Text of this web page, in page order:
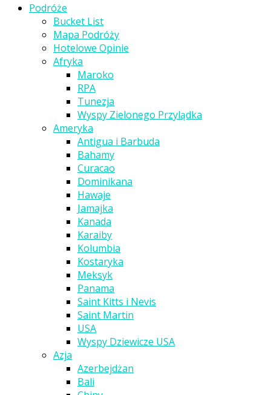
Podróże
Bucket List
Mapa Podróży
Hotelowe Opinie
Afryka
Maroko
RPA
Tunezja
Wyspy Zielonego Przylądka
Ameryka
Antigua i Barbuda
Bahamy
Curacao
Dominikana
Hawaje
Jamajka
Kanada
Karaiby
Kolumbia
Kostaryka
Meksyk
Panama
Saint Kitts i Nevis
Saint Martin
USA
Wyspy Dziewicze USA
Azja
Azerbejdżan
Bali